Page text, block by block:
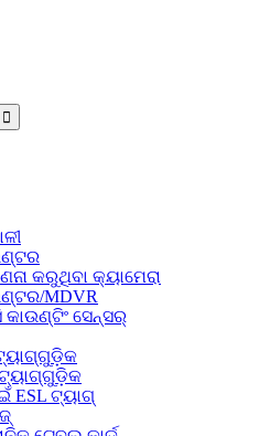
କରୁଥିବା କ୍ୟାମେରା
MDVR
ସେନ୍ସର୍
ଟ୍ୟାଗ୍‌ଗୁଡ଼ିକ
ESL ଟ୍ୟାଗ୍